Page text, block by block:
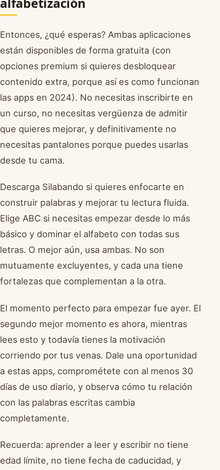
Entonces, ¿qué esperas? Ambas aplicaciones
están disponibles de forma gratuita (con
opciones premium si quieres desbloquear
contenido extra, porque así es como funcionan
las apps en 2024). No necesitas inscribirte en
un curso, no necesitas vergüenza de admitir
que quieres mejorar, y definitivamente no
necesitas pantalones porque puedes usarlas
desde tu cama.
Descarga Silabando si quieres enfocarte en
construir palabras y mejorar tu lectura fluida.
Elige ABC si necesitas empezar desde lo más
básico y dominar el alfabeto con todas sus
letras. O mejor aún, usa ambas. No son
mutuamente excluyentes, y cada una tiene
fortalezas que complementan a la otra.
El momento perfecto para empezar fue ayer. El
segundo mejor momento es ahora, mientras
lees esto y todavía tienes la motivación
corriendo por tus venas. Dale una oportunidad
a estas apps, comprométete con al menos 30
días de uso diario, y observa cómo tu relación
con las palabras escritas cambia
completamente.
Recuerda: aprender a leer y escribir no tiene
edad límite, no tiene fecha de caducidad, y